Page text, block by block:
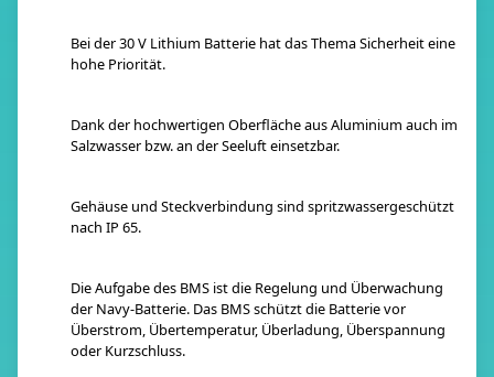
Bei der 30 V Lithium Batterie hat das Thema Sicherheit eine
hohe Priorität.
Dank der hochwertigen Oberfläche aus Aluminium auch im
Salzwasser bzw. an der Seeluft einsetzbar.
Gehäuse und Steckverbindung sind spritzwassergeschützt
nach IP 65.
Die Aufgabe des BMS ist die Regelung und Überwachung
der Navy-Batterie. Das BMS schützt die Batterie vor
Überstrom, Übertemperatur, Überladung, Überspannung
oder Kurzschluss.